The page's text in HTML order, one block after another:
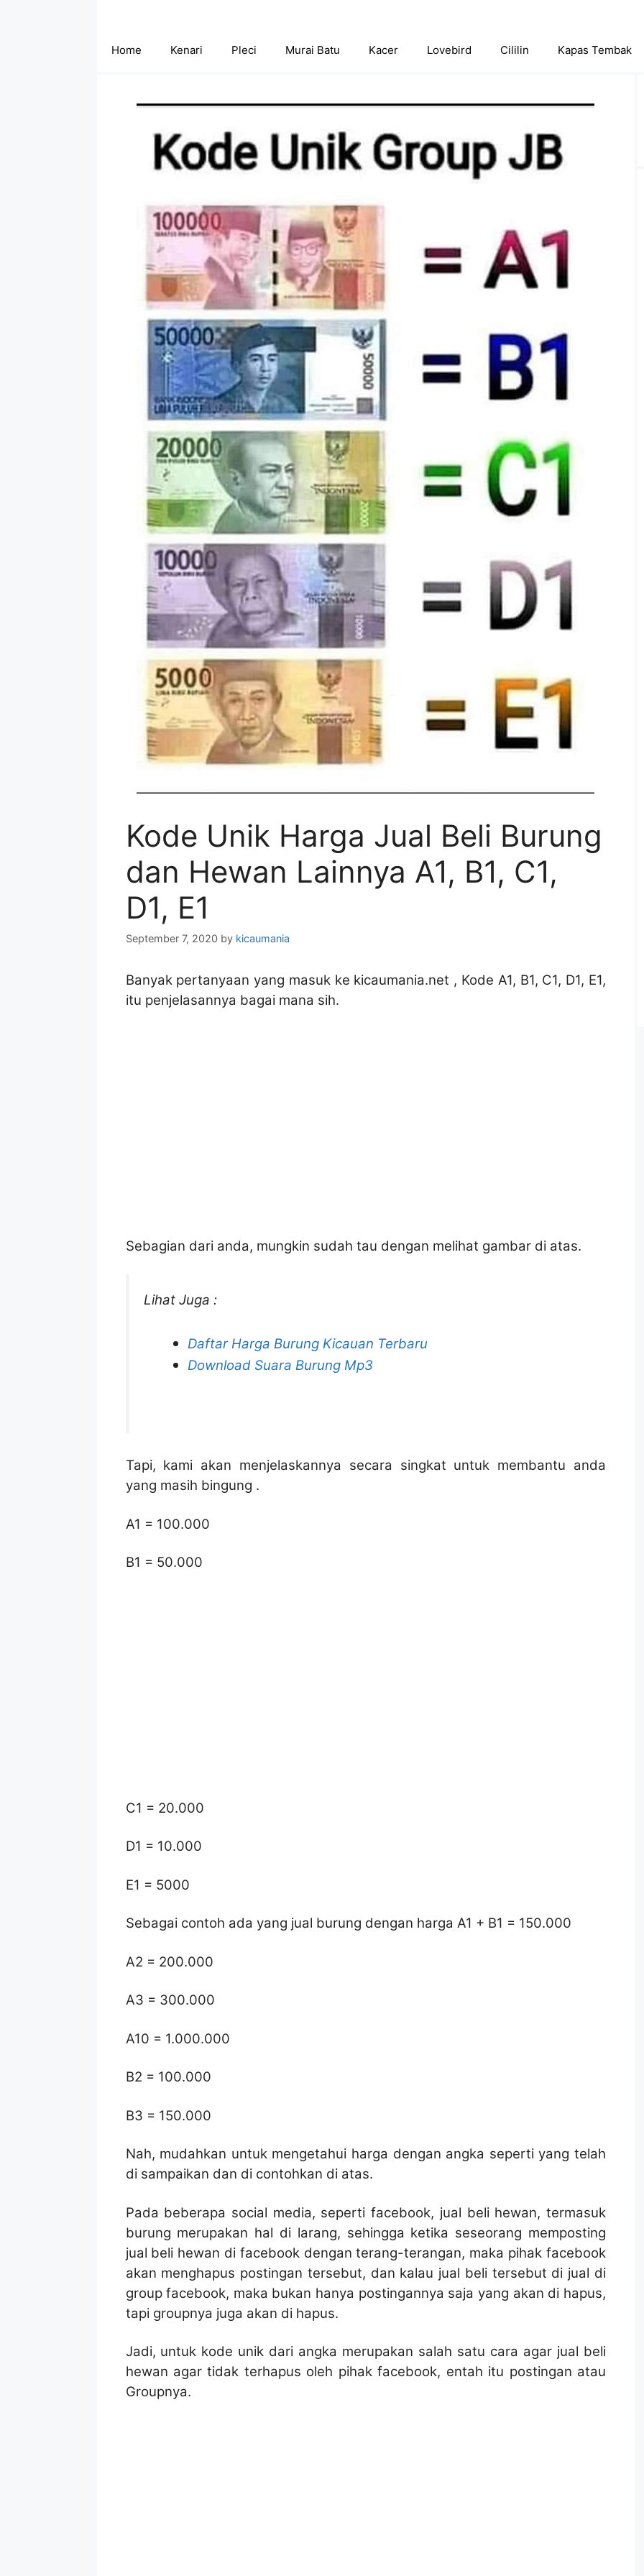
Home Kenari Pleci Murai Batu Kacer Lovebird Cililin Kapas Tembak
Kode Unik Harga Jual Beli Burung
dan Hewan Lainnya A1, B1, C1,
D1, E1
September 7, 2020 by kicaumania
Banyak pertanyaan yang masuk ke kicaumania.net , Kode A1, B1, C1, D1, E1,
itu penjelasannya bagai mana sih.
Sebagian dari anda, mungkin sudah tau dengan melihat gambar di atas.
Lihat Juga :
Daftar Harga Burung Kicauan Terbaru
Download Suara Burung Mp3
Tapi, kami akan menjelaskannya secara singkat untuk membantu anda
yang masih bingung .
A1 = 100.000
B1 = 50.000
C1 = 20.000
D1 = 10.000
E1 = 5000
Sebagai contoh ada yang jual burung dengan harga A1 + B1 = 150.000
A2 = 200.000
A3 = 300.000
A10 = 1.000.000
B2 = 100.000
B3 = 150.000
Nah, mudahkan untuk mengetahui harga dengan angka seperti yang telah
di sampaikan dan di contohkan di atas.
Pada beberapa social media, seperti facebook, jual beli hewan, termasuk
burung merupakan hal di larang, sehingga ketika seseorang memposting
jual beli hewan di facebook dengan terang-terangan, maka pihak facebook
akan menghapus postingan tersebut, dan kalau jual beli tersebut di jual di
group facebook, maka bukan hanya postingannya saja yang akan di hapus,
tapi groupnya juga akan di hapus.
Jadi, untuk kode unik dari angka merupakan salah satu cara agar jual beli
hewan agar tidak terhapus oleh pihak facebook, entah itu postingan atau
Groupnya.